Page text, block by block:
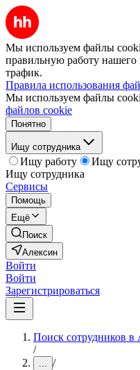
Мы используем файлы
правильную работу нашего
трафик.
Правила использования
Мы используем файлы
файлов cookie
Понятно
Ищу сотрудника
Ищу работу
Ищу
Ищу сотрудника
Сервисы
Помощь
Ещё
Поиск
Алексин
Войти
Войти
Зарегистрироваться
Поиск сотрудников в
/
... /